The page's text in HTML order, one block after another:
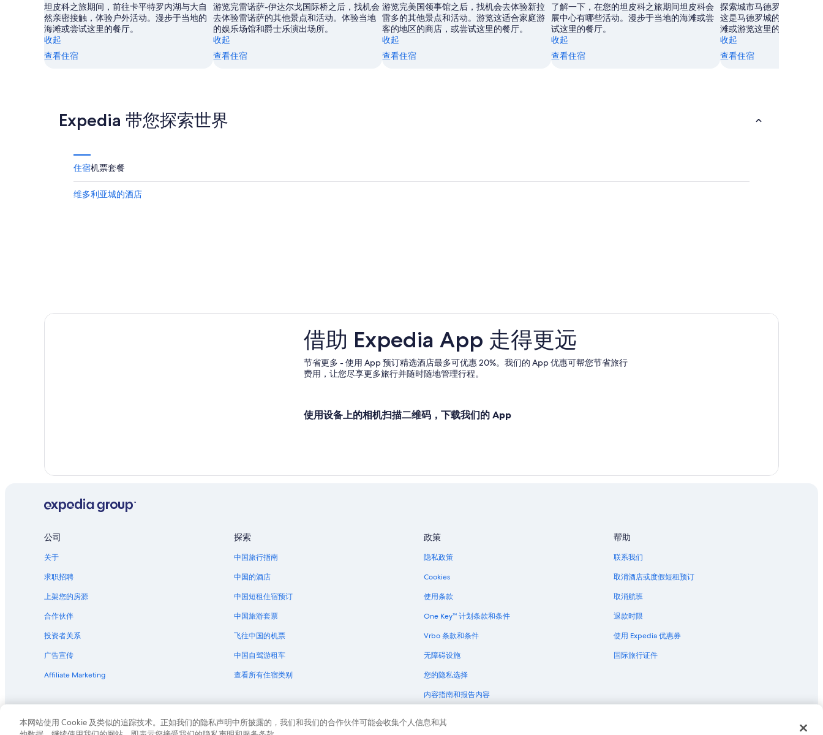
坦皮科之旅期间，前往卡平特罗内湖与大自
然亲密接触，体验户外活动。漫步于当地的
海滩或尝试这里的餐厅。
收起
查看住宿
游览完雷诺萨-伊达尔戈国际桥之后，找机会
去体验雷诺萨的其他景点和活动。体验当地
的娱乐场馆和爵士乐演出场所。
收起
查看住宿
游览完美国领事馆之后，找机会去体验新拉
雷多的其他景点和活动。游览这适合家庭游
客的地区的商店，或尝试这里的餐厅。
收起
查看住宿
了解一下，在您的坦皮科之旅期间坦皮科会
展中心有哪些活动。漫步于当地的海滩或尝
试这里的餐厅。
收起
查看住宿
探索城市马德罗体育单位
这是马德罗城的一大胜地
滩或游览这里的纪念碑。
收起
查看住宿
Expedia 带您探索世界
住宿机票套餐
维多利亚城的酒店
借助 Expedia App 走得更远
节省更多 - 使用 App 预订精选酒店最多可优惠 20%。我们的 App 优惠可帮您节省旅行
费用，让您尽享更多旅行并随时随地管理行程。
使用设备上的相机扫描二维码，下载我们的 App
公司
关于
求职招聘
上架您的房源
合作伙伴
投资者关系
广告宣传
Affiliate Marketing
探索
中国旅行指南
中国的酒店
中国短租住宿预订
中国旅游套票
飞往中国的机票
中国自驾游租车
查看所有住宿类别
政策
隐私政策
Cookies
使用条款
One Key™ 计划条款和条件
Vrbo 条款和条件
无障碍设施
您的隐私选择
内容指南和报告内容
帮助
联系我们
取消酒店或度假短租预订
取消航班
退款时限
使用 Expedia 优惠券
国际旅行证件
© 2026 Expedia, Inc., Expedia Group 旗下公司。保留所有权利。Expedia 和飞机标志是 Expedia, Inc. 在美国和/或其他国家/地区的商标或注册商标。 CST# 2029030-50.
本网站使用 Cookie 及类似的追踪技术。正如我们的隐私声明中所披露的，我们和我们的合作伙伴可能会收集个人信息和其